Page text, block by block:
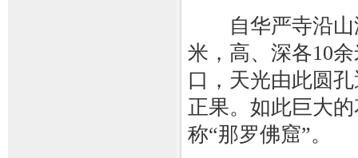
自华严寺沿山
米，高、深各10
口，天光由此圆
正果。如此巨大
称“那罗佛窟”。